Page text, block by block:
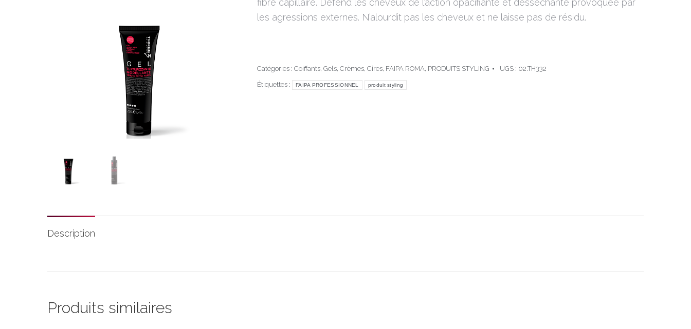
fibre capillaire. Défend les cheveux de l’action opacifiante et desséchante provoquée par
les agressions externes. N’alourdit pas les cheveux et ne laisse pas de résidu.
Catégories : Coiffants, Gels, Crèmes, Cires, FAIPA ROMA, PRODUITS STYLING UGS : 02.TH332
Étiquettes : FAIPA PROFESSIONNEL produit styling
Description
Produits similaires